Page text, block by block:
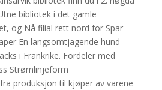
bibliotek i det gamle
og Nå filial rett nord for Spar-
En langsomtjagende hund
i Frankrike. Fordeler med
Strømlinjeform
produksjon til kjøper av varene